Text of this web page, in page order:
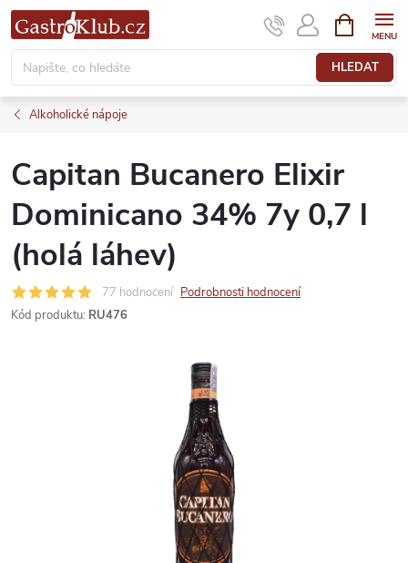
Přejít
na
obsah
HLEDAT
NÁKUPNÍ
KOŠÍK
Alkoholické nápoje
Capitan Bucanero Elixir
Dominicano 34% 7y 0,7 l
(holá láhev)
77 hodnocení Podrobnosti hodnocení
Kód produktu: RU476